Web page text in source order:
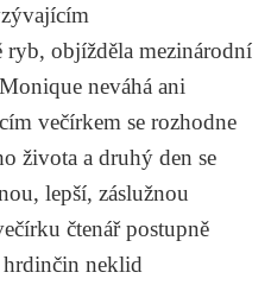
ryb, objížděla mezinárodní
neváhá ani
večírkem se rozhodne
života a druhý den se
lepší, záslužnou
čtenář postupně
neklid